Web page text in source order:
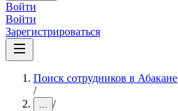
Войти
Войти
Зарегистрироваться
Поиск сотрудников в Абакане
/
... /